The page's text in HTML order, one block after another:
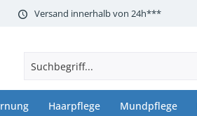
Versand innerhalb von 24h***
Haarpflege Mundpflege